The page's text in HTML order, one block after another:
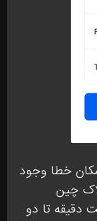
خطا وجود
چین
تا دو